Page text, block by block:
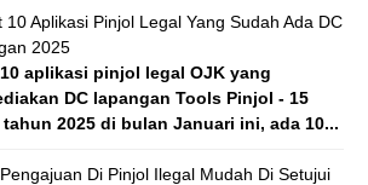
10 Aplikasi Pinjol Legal Yang Sudah Ada DC
2025
aplikasi pinjol legal OJK yang
DC lapangan Tools Pinjol - 15
2025 di bulan Januari ini, ada 10...
Di Pinjol Ilegal Mudah Di Setujui